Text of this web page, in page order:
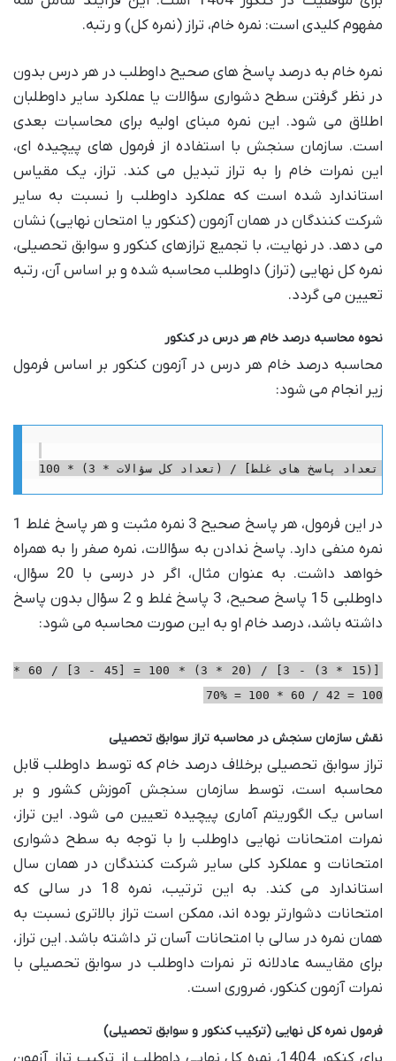
مفهوم کلیدی است: نمره خام، تراز (نمره کل) و رتبه.
نمره خام به درصد پاسخ های صحیح داوطلب در هر درس بدون
در نظر گرفتن سطح دشواری سؤالات یا عملکرد سایر داوطلبان
اطلاق می شود. این نمره مبنای اولیه برای محاسبات بعدی
است. سازمان سنجش با استفاده از فرمول های پیچیده ای،
این نمرات خام را به تراز تبدیل می کند. تراز، یک مقیاس
استاندارد شده است که عملکرد داوطلب را نسبت به سایر
شرکت کنندگان در همان آزمون (کنکور یا امتحان نهایی) نشان
می دهد. در نهایت، با تجمیع ترازهای کنکور و سوابق تحصیلی،
نمره کل نهایی (تراز) داوطلب محاسبه شده و بر اساس آن، رتبه
تعیین می گردد.
نحوه محاسبه درصد خام هر درس در کنکور
محاسبه درصد خام هر درس در آزمون کنکور بر اساس فرمول
زیر انجام می شود:
در این فرمول، هر پاسخ صحیح 3 نمره مثبت و هر پاسخ غلط 1
نمره منفی دارد. پاسخ ندادن به سؤالات، نمره صفر را به همراه
خواهد داشت. به عنوان مثال، اگر در درسی با 20 سؤال،
داوطلبی 15 پاسخ صحیح، 3 پاسخ غلط و 2 سؤال بدون پاسخ
داشته باشد، درصد خام او به این صورت محاسبه می شود:
[(15 * 3) - 3] / (20 * 3) * 100 = [45 - 3] / 60 *
100 = 42 / 60 * 100 = 70%
نقش سازمان سنجش در محاسبه تراز سوابق تحصیلی
تراز سوابق تحصیلی برخلاف درصد خام که توسط داوطلب قابل
محاسبه است، توسط سازمان سنجش آموزش کشور و بر
اساس یک الگوریتم آماری پیچیده تعیین می شود. این تراز،
نمرات امتحانات نهایی داوطلب را با توجه به سطح دشواری
امتحانات و عملکرد کلی سایر شرکت کنندگان در همان سال
استاندارد می کند. به این ترتیب، نمره 18 در سالی که
امتحانات دشوارتر بوده اند، ممکن است تراز بالاتری نسبت به
همان نمره در سالی با امتحانات آسان تر داشته باشد. این تراز،
برای مقایسه عادلانه تر نمرات داوطلب در سوابق تحصیلی با
نمرات آزمون کنکور، ضروری است.
فرمول نمره کل نهایی (ترکیب کنکور و سوابق تحصیلی)